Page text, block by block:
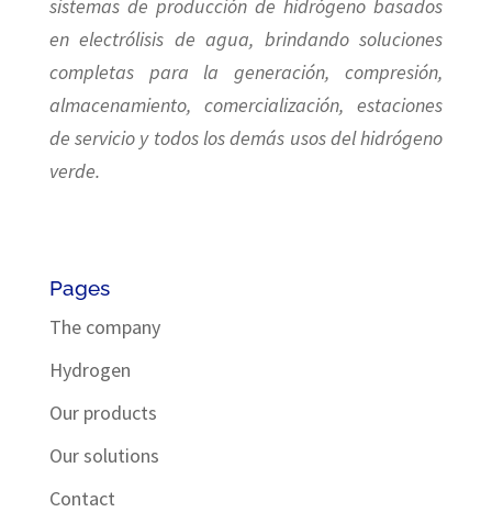
sistemas de producción de hidrógeno basados
en electrólisis de agua, brindando soluciones
completas para la generación, compresión,
almacenamiento, comercialización, estaciones
de servicio y todos los demás usos del hidrógeno
verde.
Pages
The company
Hydrogen
Our products
Our solutions
Contact